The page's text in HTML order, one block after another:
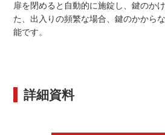
扉を閉めると自動的に施錠し、鍵のか
た、出入りの頻繁な場合、鍵のかから
能です。
詳細資料